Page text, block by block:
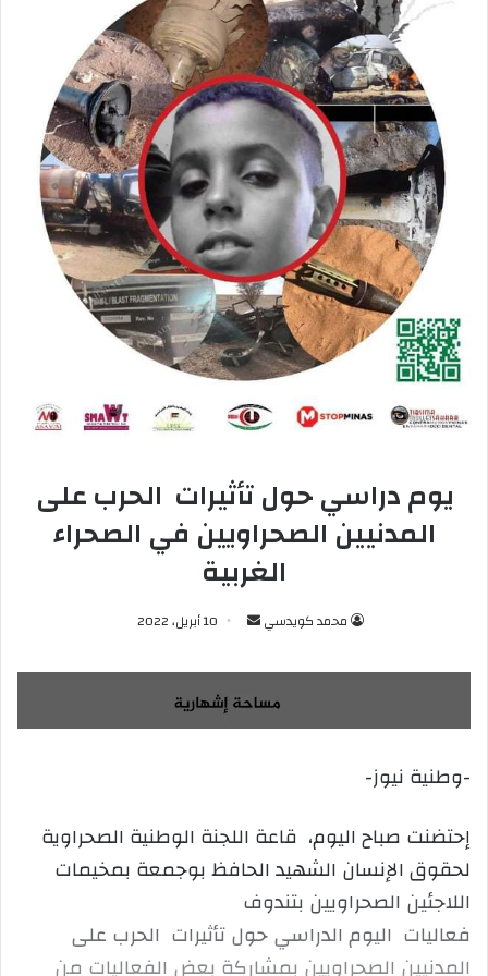
يوم دراسي حول تأثيرات الحرب على
المدنيين الصحراويين في الصحراء
الغربية
محمد كويدسي
س
ل
ب
ا
ل
ك
ت
ر
10 أبريل، 2022
-وطنية نيوز-
إحتضنت صباح اليوم، قاعة اللجنة الوطنية الصحراوية
لحقوق الإنسان الشهيد الحافظ بوجمعة بمخيمات
اللاجئين الصحراويين بتندوف
فعاليات اليوم الدراسي حول تأثيرات الحرب على
المدنيين الصحراويين بمشاركة بعض الفعاليات من